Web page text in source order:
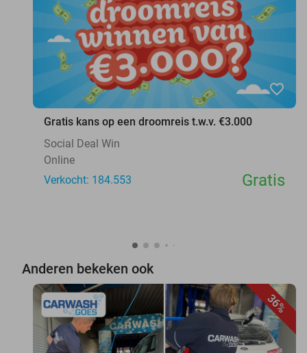
favorite_border
Gratis kans op een droomreis t.w.v. €3.000
Social Deal Win
Online
Verkocht: 184.553
Gratis
Anderen bekeken ook
36%